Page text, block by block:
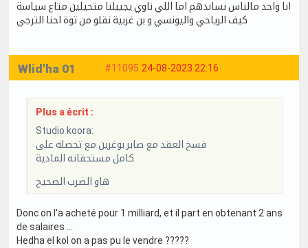
انا واحد مالناس نساندهم اما اللي ناوي يجيبلنا متحيلين متاع سياسة
كيف الرياحي واليونسي و بن غربية نقلو من توة احنا الترجي
#11095 24-08-2023 22:16
Wlid'ha 01
Plus a écrit :
Studio koora:
فسخ العقد مع صابر بوغرين مع تحصله على
كامل مستحقاته المادية
هاو الضرب الصحيح
Donc on l'a acheté pour 1 milliard, et il part en obtenant 2 ans
de salaires ...
Hedha el kol on a pas pu le vendre ?????